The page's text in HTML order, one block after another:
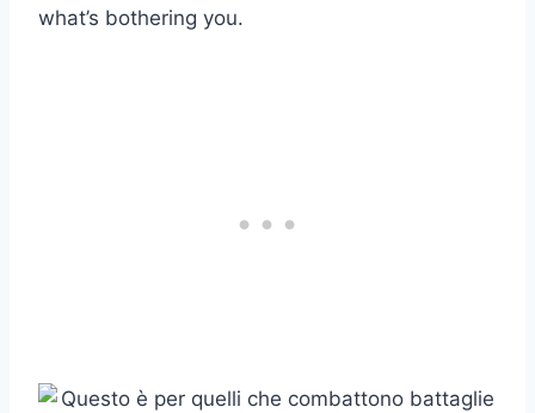
what’s bothering you.